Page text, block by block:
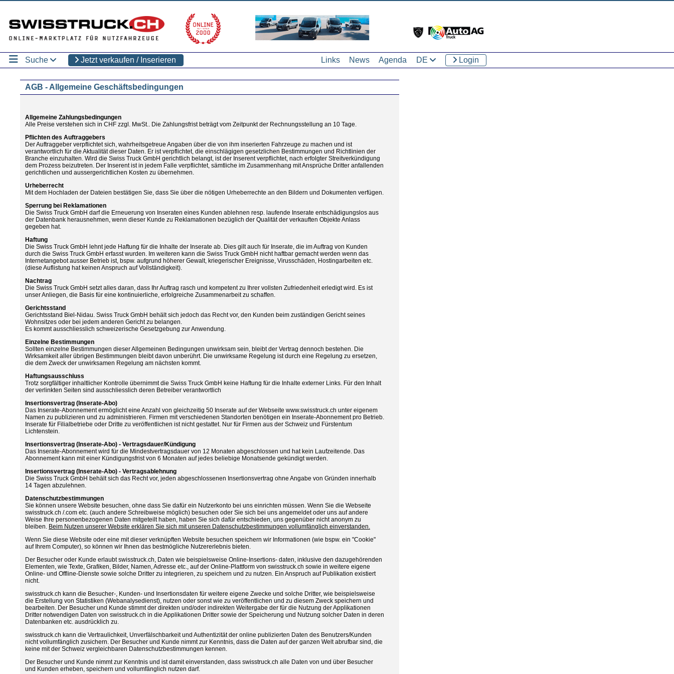
Suche Jetzt verkaufen / Inserieren Links News Agenda DE Login
AGB - Allgemeine Geschäftsbedingungen
Allgemeine Zahlungsbedingungen
Alle Preise verstehen sich in CHF zzgl. MwSt.. Die Zahlungsfrist beträgt vom Zeitpunkt der Rechnungsstellung an 10 Tage.
Pflichten des Auftraggebers
Der Auftraggeber verpflichtet sich, wahrheitsgetreue Angaben über die von ihm inserierten Fahrzeuge zu machen und ist
verantwortlich für die Aktualität dieser Daten. Er ist verpflichtet, die einschlägigen gesetzlichen Bestimmungen und Richtlinien der
Branche einzuhalten. Wird die Swiss Truck GmbH gerichtlich belangt, ist der Inserent verpflichtet, nach erfolgter Streitverkündigung
dem Prozess beizutreten. Der Inserent ist in jedem Falle verpflichtet, sämtliche im Zusammenhang mit Ansprüche Dritter anfallenden
gerichtlichen und aussergerichtlichen Kosten zu übernehmen.
Urheberrecht
Mit dem Hochladen der Dateien bestätigen Sie, dass Sie über die nötigen Urheberrechte an den Bildern und Dokumenten verfügen.
Sperrung bei Reklamationen
Die Swiss Truck GmbH darf die Erneuerung von Inseraten eines Kunden ablehnen resp. laufende Inserate entschädigungslos aus
der Datenbank herausnehmen, wenn dieser Kunde zu Reklamationen bezüglich der Qualität der verkauften Objekte Anlass
gegeben hat.
Haftung
Die Swiss Truck GmbH lehnt jede Haftung für die Inhalte der Inserate ab. Dies gilt auch für Inserate, die im Auftrag von Kunden
durch die Swiss Truck GmbH erfasst wurden. Im weiteren kann die Swiss Truck GmbH nicht haftbar gemacht werden wenn das
Internetangebot ausser Betrieb ist, bspw. aufgrund höherer Gewalt, kriegerischer Ereignisse, Virusschäden, Hostingarbeiten etc.
(diese Auflistung hat keinen Anspruch auf Vollständigkeit).
Nachtrag
Die Swiss Truck GmbH setzt alles daran, dass Ihr Auftrag rasch und kompetent zu Ihrer vollsten Zufriedenheit erledigt wird. Es ist
unser Anliegen, die Basis für eine kontinuierliche, erfolgreiche Zusammenarbeit zu schaffen.
Gerichtsstand
Gerichtsstand Biel-Nidau. Swiss Truck GmbH behält sich jedoch das Recht vor, den Kunden beim zuständigen Gericht seines
Wohnsitzes oder bei jedem anderen Gericht zu belangen.
Es kommt ausschliesslich schweizerische Gesetzgebung zur Anwendung.
Einzelne Bestimmungen
Sollten einzelne Bestimmungen dieser Allgemeinen Bedingungen unwirksam sein, bleibt der Vertrag dennoch bestehen. Die
Wirksamkeit aller übrigen Bestimmungen bleibt davon unberührt. Die unwirksame Regelung ist durch eine Regelung zu ersetzen,
die dem Zweck der unwirksamen Regelung am nächsten kommt.
Haftungsausschluss
Trotz sorgfältiger inhaltlicher Kontrolle übernimmt die Swiss Truck GmbH keine Haftung für die Inhalte externer Links. Für den Inhalt
der verlinkten Seiten sind ausschliesslich deren Betreiber verantwortlich
Insertionsvertrag (Inserate-Abo)
Das Inserate-Abonnement ermöglicht eine Anzahl von gleichzeitig 50 Inserate auf der Webseite www.swisstruck.ch unter eigenem
Namen zu publizieren und zu administrieren. Firmen mit verschiedenen Standorten benötigen ein Inserate-Abonnement pro Betrieb.
Inserate für Filialbetriebe oder Dritte zu veröffentlichen ist nicht gestattet. Nur für Firmen aus der Schweiz und Fürstentum
Lichtenstein.
Insertionsvertrag (Inserate-Abo) - Vertragsdauer/Kündigung
Das Inserate-Abonnement wird für die Mindestvertragsdauer von 12 Monaten abgeschlossen und hat kein Laufzeitende. Das
Abonnement kann mit einer Kündigungsfrist von 6 Monaten auf jedes beliebige Monatsende gekündigt werden.
Insertionsvertrag (Inserate-Abo) - Vertragsablehnung
Die Swiss Truck GmbH behält sich das Recht vor, jeden abgeschlossenen Insertionsvertrag ohne Angabe von Gründen innerhalb
14 Tagen abzulehnen.
Datenschutzbestimmungen
Sie können unsere Website besuchen, ohne dass Sie dafür ein Nutzerkonto bei uns einrichten müssen. Wenn Sie die Webseite
swisstruck.ch /.com etc. (auch andere Schreibweise möglich) besuchen oder Sie sich bei uns angemeldet oder uns auf andere
Weise Ihre personenbezogenen Daten mitgeteilt haben, haben Sie sich dafür entschieden, uns gegenüber nicht anonym zu
bleiben. Beim Nutzen unserer Website erklären Sie sich mit unseren Datenschutzbestimmungen vollumfänglich einverstanden.
Wenn Sie diese Website oder eine mit dieser verknüpften Website besuchen speichern wir Informationen (wie bspw. ein "Cookie"
auf Ihrem Computer), so können wir Ihnen das bestmögliche Nutzererlebnis bieten.
Der Besucher oder Kunde erlaubt swisstruck.ch, Daten wie beispielsweise Online-Insertions- daten, inklusive den dazugehörenden
Elementen, wie Texte, Grafiken, Bilder, Namen, Adresse etc., auf der Online-Plattform von swisstruck.ch sowie in weitere eigene
Online- und Offline-Dienste sowie solche Dritter zu integrieren, zu speichern und zu nutzen. Ein Anspruch auf Publikation existiert
nicht.
swisstruck.ch kann die Besucher-, Kunden- und Insertionsdaten für weitere eigene Zwecke und solche Dritter, wie beispielsweise
die Erstellung von Statistiken (Webanalysedienst), nutzen oder sonst wie zu veröffentlichen und zu diesem Zweck speichern und
bearbeiten. Der Besucher und Kunde stimmt der direkten und/oder indirekten Weitergabe der für die Nutzung der Applikationen
Dritter notwendigen Daten von swisstruck.ch in die Applikationen Dritter sowie der Speicherung und Nutzung solcher Daten in deren
Datenbanken etc. ausdrücklich zu.
swisstruck.ch kann die Vertraulichkeit, Unverfälschbarkeit und Authentizität der online publizierten Daten des Benutzers/Kunden
nicht vollumfänglich zusichern. Der Besucher und Kunde nimmt zur Kenntnis, dass die Daten auf der ganzen Welt abrufbar sind, die
keine mit der Schweiz vergleichbaren Datenschutzbestimmungen kennen.
Der Besucher und Kunde nimmt zur Kenntnis und ist damit einverstanden, dass swisstruck.ch alle Daten von und über Besucher
und Kunden erheben, speichern und vollumfänglich nutzen darf.